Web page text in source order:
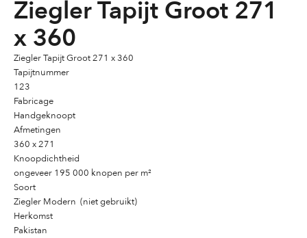
Ziegler Tapijt Groot 271
x 360
Ziegler Tapijt Groot 271 x 360
Tapijtnummer
123
Fabricage
Handgeknoopt
Afmetingen
360 x 271
Knoopdichtheid
ongeveer 195 000 knopen per m²
Soort
Ziegler Modern (niet gebruikt)
Herkomst
Pakistan